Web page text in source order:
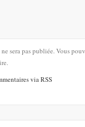
sera pas publiée. Vous
via RSS